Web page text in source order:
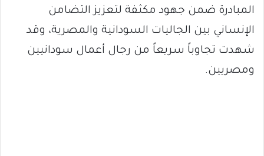
المبادرة ضمن جهود مكثفة لتعزيز التضامن
الإنساني بين الجاليات السودانية والمصرية، وقد
شهدت تجاوباً سريعاً من رجال أعمال سودانيين
ومصريين.